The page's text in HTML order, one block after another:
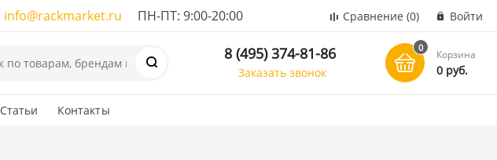
info@rackmarket.ru ПН-ПТ: 9:00-20:00 Сравнение (0) Войти
8 (495) 374-81-86
Заказать звонок
0
Корзина
0 руб.
Статьи Контакты